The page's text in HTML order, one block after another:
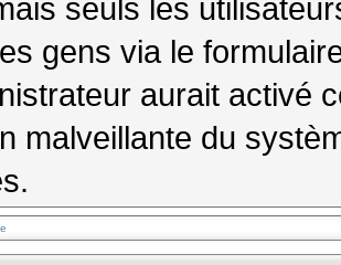
seuls les
gens via le
aurait activé
malveillante du